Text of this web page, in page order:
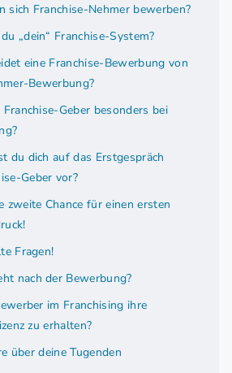
sich Franchise-Nehmer bewerben?
„dein“ Franchise-System?
eine Franchise-Bewerbung von
Bewerbung?
Geber besonders bei
du dich auf das Erstgespräch
Geber vor?
zweite Chance für einen ersten
Fragen!
nach der Bewerbung?
im Franchising ihre
zu erhalten?
über deine Tugenden